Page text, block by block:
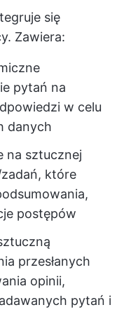
się
Zawiera:
pytań na
w celu
danych
na sztucznej
które
postępów
przesłanych
opinii,
pytań i